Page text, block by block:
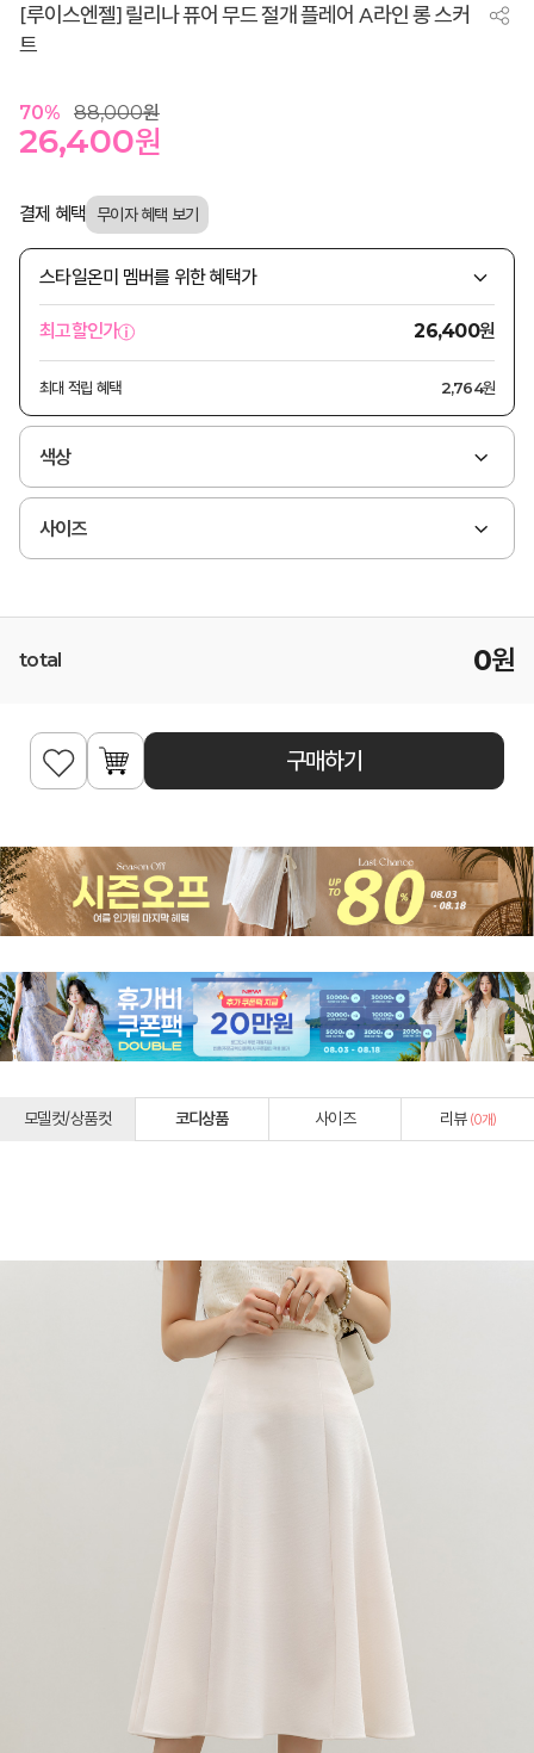
[루이스엔젤] 릴리나 퓨어 무드 절개 플레어 A라인 롱 스커
트
70% 88,000원
26,400원
결제 혜택
스타일온미 멤버를 위한 혜택가
최고할인가 26,400원
최대 적립 혜택 2,764원
색상
사이즈
total 0원
구매하기
모델컷/상품컷 코디상품 사이즈 리뷰 (0개)